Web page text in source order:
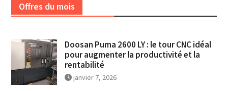
Offres du mois
Doosan Puma 2600 LY : le tour CNC idéal
pour augmenter la productivité et la
rentabilité
janvier 7, 2026